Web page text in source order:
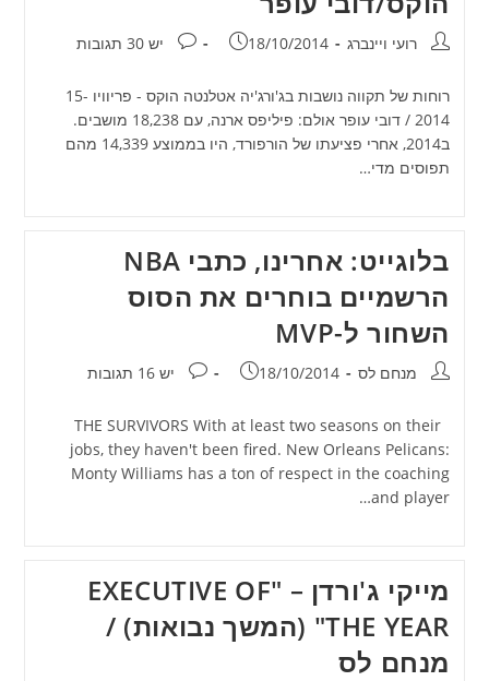
מחבר:רועי ויינברג פורסם:
18/10/2014 תגובות:
יש 30 תגובות
רוחות של תקווה נושבות בג'ורג'יה אטלנטה הוקס - פריוויו 15-
2014 / דובי עופר אולם: פיליפס ארנה, עם 18,238 מושבים.
ב2014, אחרי פציעתו של הורפורד, היו בממוצע 14,339 מהם
תפוסים מדי…
בלוגייט: אחרינו, כתבי NBA
הרשמיים בוחרים את הסוס
השחור ל-MVP
מחבר:מנחם לס פורסם:
18/10/2014 תגובות:
יש 16 תגובות
THE SURVIVORS With at least two seasons on their
jobs, they haven't been fired. New Orleans Pelicans:
Monty Williams has a ton of respect in the coaching
and player…
מייקי ג'ורדן – "EXECUTIVE OF
THE YEAR" (המשך נבואות) /
מנחם לס